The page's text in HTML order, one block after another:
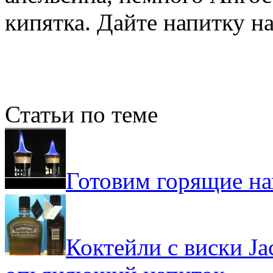
кипятка. Дайте напитку
Статьи по теме
Готовим горящие
Коктейли с виски